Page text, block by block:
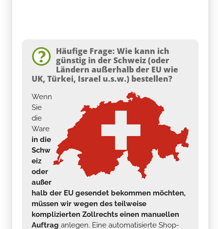
Häufige Frage: Wie kann ich
günstig in der Schweiz (oder
Ländern außerhalb der EU wie
UK, Türkei, Israel u.s.w.) bestellen?
Wenn
Sie
die
Ware
in die
Schw
eiz
oder
außer
halb der EU gesendet bekommen möchten,
müssen wir wegen des teilweise
komplizierten Zollrechts einen manuellen
Auftrag anlegen. Eine automatisierte Shop-